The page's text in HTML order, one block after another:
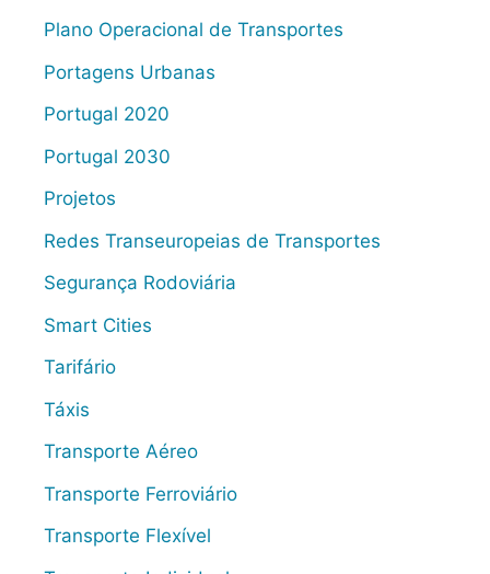
Plano Operacional de Transportes
Portagens Urbanas
Portugal 2020
Portugal 2030
Projetos
Redes Transeuropeias de Transportes
Segurança Rodoviária
Smart Cities
Tarifário
Táxis
Transporte Aéreo
Transporte Ferroviário
Transporte Flexível